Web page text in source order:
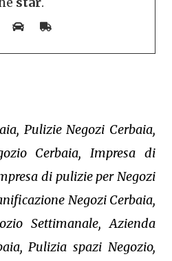
Pulizie Negozi Cerbaia,
Cerbaia, Impresa di
di pulizie per Negozi
Negozi Cerbaia,
Settimanale, Azienda
Pulizia spazi Negozio,